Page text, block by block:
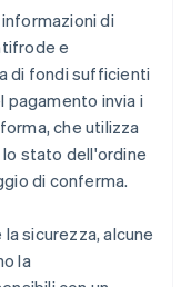
di
e
di fondi sufficienti
pagamento invia i
che utilizza
stato dell'ordine
di conferma.
sicurezza, alcune
la